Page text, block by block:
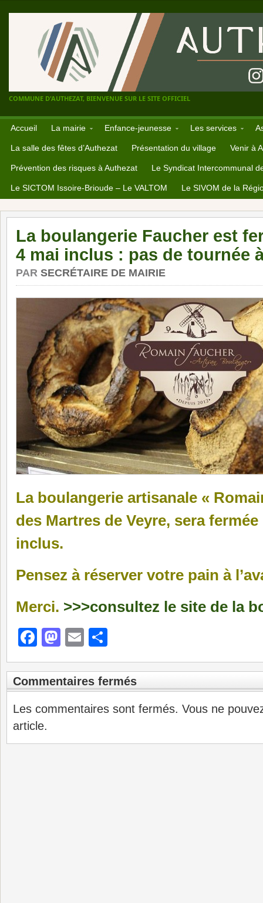
COMMUNE D'AUTHEZAT, BIENVENUE SUR LE SITE OFFICIEL
Accueil La mairie Enfance-jeunesse Les services
La salle des fêtes d’Authezat Présentation du village Venir à
Prévention des risques à Authezat Le Syndicat Intercommunal
Le SICTOM Issoire-Brioude – Le VALTOM Le SIVOM de la
La boulangerie Faucher est
4 mai inclus : pas de tournée
PAR SECRÉTAIRE DE MAIRIE
La boulangerie artisanale «
des Martres de Veyre, sera
inclus.
Pensez à réserver votre pain à
Merci. >>>consultez le site de la
Facebook
Mastodon
Email
Commentaires fermés
Les commentaires sont fermés. Vous ne
article.